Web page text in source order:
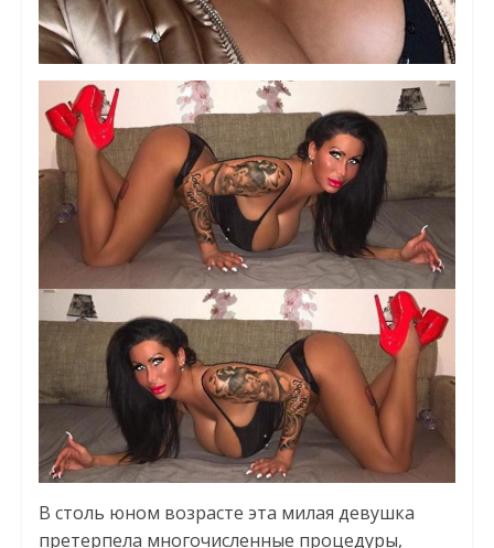
В столь юном возрасте эта милая девушка
претерпела многочисленные процедуры,